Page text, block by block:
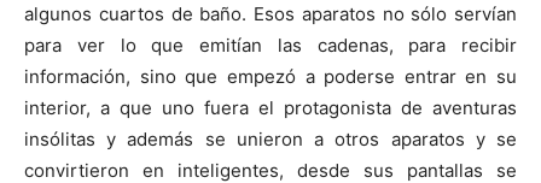
algunos cuartos de baño. Esos aparatos no sólo servían
para ver lo que emitían las cadenas, para recibir
información, sino que empezó a poderse entrar en su
interior, a que uno fuera el protagonista de aventuras
insólitas y además se unieron a otros aparatos y se
convirtieron en inteligentes, desde sus pantallas se